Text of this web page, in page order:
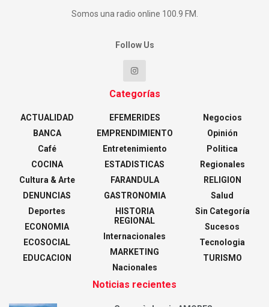
Somos una radio online 100.9 FM.
Follow Us
Categorías
ACTUALIDAD
BANCA
Café
COCINA
Cultura & Arte
DENUNCIAS
Deportes
ECONOMIA
ECOSOCIAL
EDUCACION
EFEMERIDES
EMPRENDIMIENTO
Entretenimiento
ESTADISTICAS
FARANDULA
GASTRONOMIA
HISTORIA
REGIONAL
Internacionales
MARKETING
Nacionales
Negocios
Opinión
Politica
Regionales
RELIGION
Salud
Sin Categoría
Sucesos
Tecnologia
TURISMO
Noticias recientes